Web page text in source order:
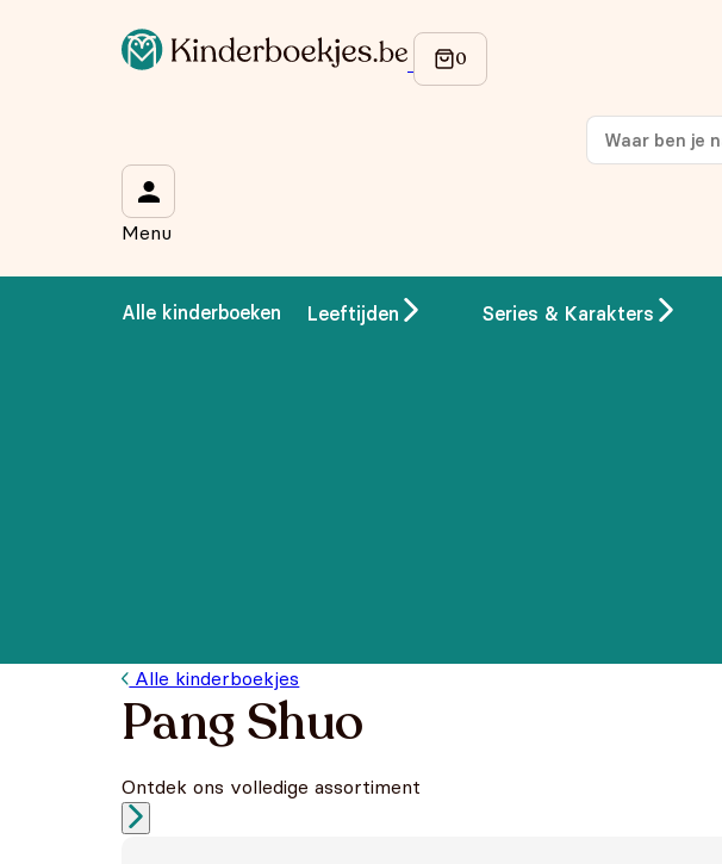
Menu
Alle kinderboeken Leeftijden Series & Karakters
Alle kinderboekjes
Pang Shuo
Ontdek ons volledige assortiment